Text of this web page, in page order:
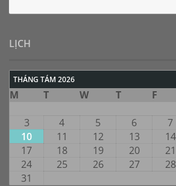
LỊCH
THÁNG TÁM 2026
M T W T F
3
4 5 6 7
10
11 12 13 14
17
18 19 20 21
24
25 26 27 28
31